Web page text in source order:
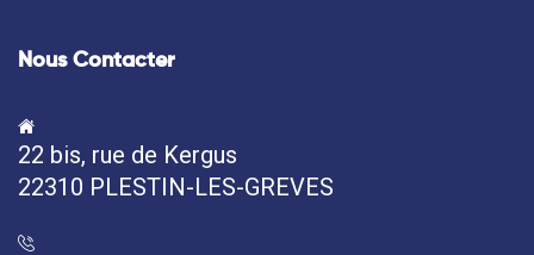
Nous Contacter
22 bis, rue de Kergus
22310 PLESTIN-LES-GREVES